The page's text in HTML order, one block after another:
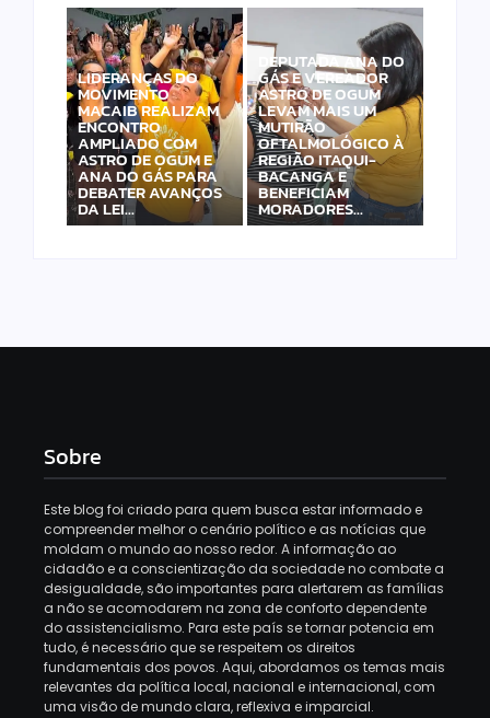
LIDERANÇAS DO
MOVIMENTO
MACAIB REALIZAM
ENCONTRO
AMPLIADO COM
ASTRO DE OGUM E
ANA DO GÁS PARA
DEBATER AVANÇOS
DA LEI…
DEPUTADA ANA DO
GÁS E VEREADOR
ASTRO DE OGUM
LEVAM MAIS UM
MUTIRÃO
OFTALMOLÓGICO À
REGIÃO ITAQUI-
BACANGA E
BENEFICIAM
MORADORES…
Sobre
Este blog foi criado para quem busca estar informado e
compreender melhor o cenário político e as notícias que
moldam o mundo ao nosso redor. A informação ao
cidadão e a conscientização da sociedade no combate a
desigualdade, são importantes para alertarem as famílias
a não se acomodarem na zona de conforto dependente
do assistencialismo. Para este país se tornar potencia em
tudo, é necessário que se respeitem os direitos
fundamentais dos povos. Aqui, abordamos os temas mais
relevantes da política local, nacional e internacional, com
uma visão de mundo clara, reflexiva e imparcial.